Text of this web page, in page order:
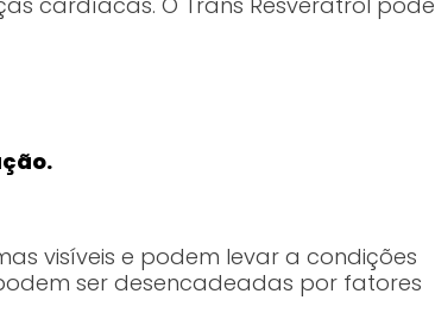
visíveis e podem levar a condições
ser desencadeadas por fatores